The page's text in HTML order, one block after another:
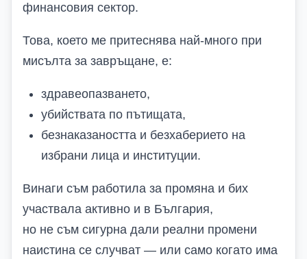
финансовия сектор.
Това, което ме притеснява най-много при
мисълта за завръщане, е:
здравеопазването,
убийствата по пътищата,
безнаказаността и безхаберието на
избрани лица и институции.
Винаги съм работила за промяна и бих
участвала активно и в България,
но не съм сигурна дали реални промени
наистина се случват — или само когато има